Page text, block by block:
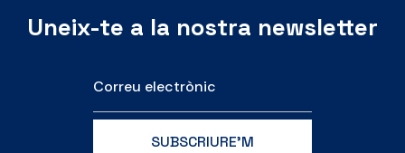
Uneix-te a la nostra newsletter